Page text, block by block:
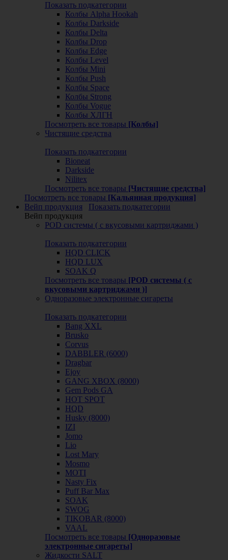
Показать подкатегории
Колбы Alpha Hookah
Колбы Darkside
Колбы Delta
Колбы Drop
Колбы Edge
Колбы Level
Колбы Mini
Колбы Push
Колбы Space
Колбы Strong
Колбы Vogue
Колбы ХЛГН
Посмотреть все товары [Колбы]
Чистящие средства
Показать подкатегории
Bioneat
Darkside
Nilitex
Посмотреть все товары [Чистящие средства]
Посмотреть все товары [Кальянная продукция]
Вейп продукция
Показать подкатегории
Вейп продукция
POD системы ( с вкусовыми картриджами )
Показать подкатегории
HQD CLICK
HQD LUX
SOAK Q
Посмотреть все товары [POD системы ( с
вкусовыми картриджами )]
Одноразовые электронные сигареты
Показать подкатегории
Bang XXL
Brusko
Corvus
DABBLER (6000)
Dragbar
Ejoy
GANG XBOX (8000)
Gem Pods GA
HOT SPOT
HQD
Husky (8000)
IZI
Jomo
Lio
Lost Mary
Mosmo
MOTI
Nasty Fix
Puff Bar Max
SOAK
SWOG
TIKOBAR (8000)
VAAL
Посмотреть все товары [Одноразовые
электронные сигареты]
Жидкости SALT